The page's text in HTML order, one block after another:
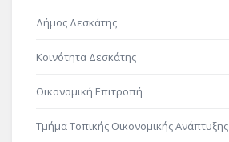
Δήμος Δεσκάτης
Κοινότητα Δεσκάτης
Οικονομική Επιτροπή
Τμήμα Τοπικής Οικονομικής Ανάπτυξης